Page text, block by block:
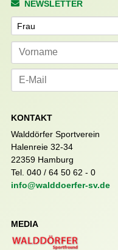
NEWSLETTER
Anrede
KONTAKT
Walddörfer Sportverein
Halenreie 32-34
22359 Hamburg
Tel. 040 / 64 50 62 - 0
info@walddoerfer-sv.de
MEDIA